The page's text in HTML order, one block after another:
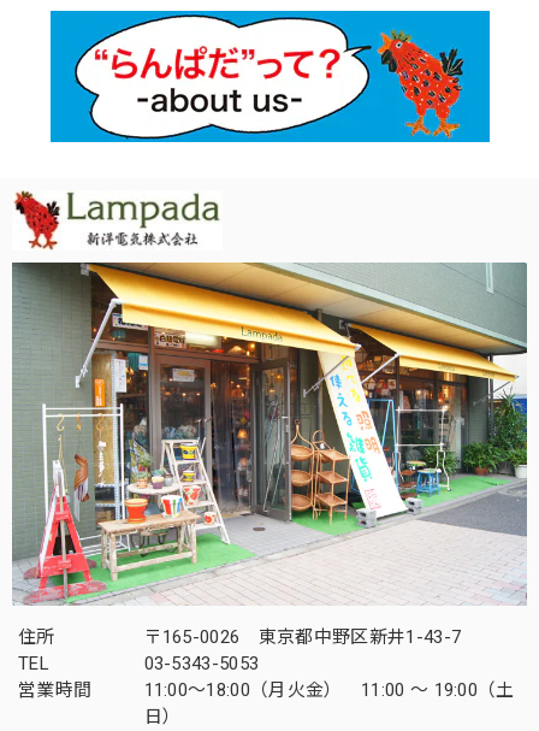
住所
〒165-0026 東京都中野区新井1-43-7
TEL
03-5343-5053
営業時間
11:00～18:00（月火金） 11:00 ～ 19:00（土
日）